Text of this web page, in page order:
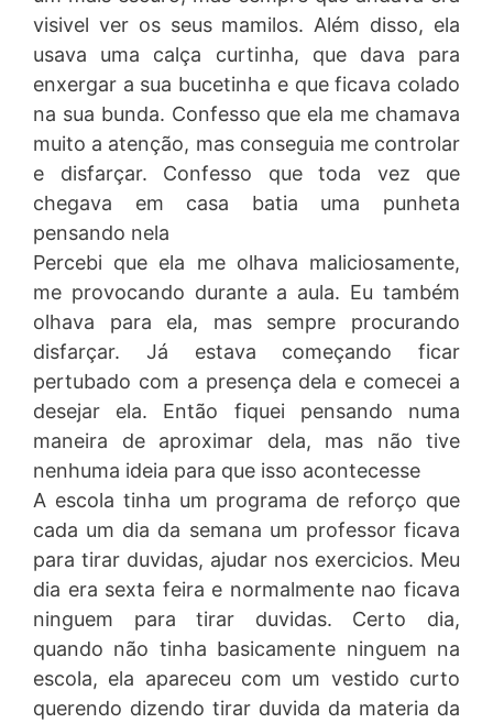
visivel ver os seus mamilos. Além disso, ela
usava uma calça curtinha, que dava para
enxergar a sua bucetinha e que ficava colado
na sua bunda. Confesso que ela me chamava
muito a atenção, mas conseguia me controlar
e disfarçar. Confesso que toda vez que
chegava em casa batia uma punheta
pensando nela
Percebi que ela me olhava maliciosamente,
me provocando durante a aula. Eu também
olhava para ela, mas sempre procurando
disfarçar. Já estava começando ficar
pertubado com a presença dela e comecei a
desejar ela. Então fiquei pensando numa
maneira de aproximar dela, mas não tive
nenhuma ideia para que isso acontecesse
A escola tinha um programa de reforço que
cada um dia da semana um professor ficava
para tirar duvidas, ajudar nos exercicios. Meu
dia era sexta feira e normalmente nao ficava
ninguem para tirar duvidas. Certo dia,
quando não tinha basicamente ninguem na
escola, ela apareceu com um vestido curto
querendo dizendo tirar duvida da materia da